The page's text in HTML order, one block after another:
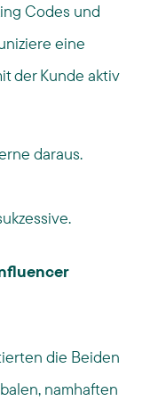
Codes und
eine
der Kunde aktiv
daraus.
die Beiden
namhaften